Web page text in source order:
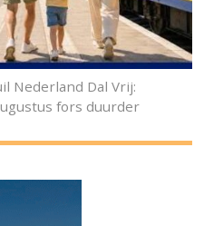
Nederland Dal Vrij:
fors duurder